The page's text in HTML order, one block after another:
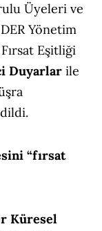
Üyeleri ve
Yönetim
Eşitliği
Duyarlar ile
“fırsat
Küresel